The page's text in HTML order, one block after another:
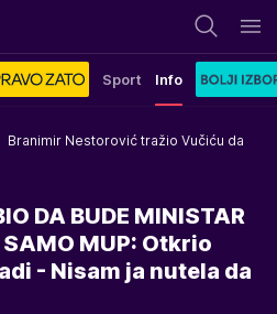
Sport Info
Branimir Nestorović tražio Vučiću da
DA BUDE MINISTAR
SAMO MUP: Otkrio
- Nisam ja nutela da